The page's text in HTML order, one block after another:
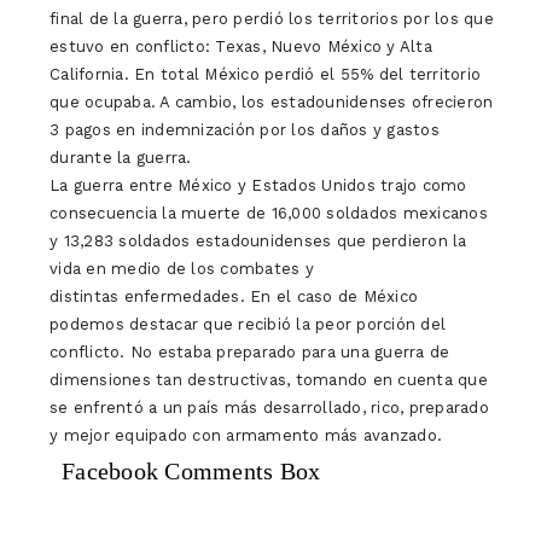
final de la guerra, pero perdió los territorios por los que
estuvo en conflicto: Texas, Nuevo México y Alta
California. En total México perdió el 55% del territorio
que ocupaba. A cambio, los estadounidenses ofrecieron
3 pagos en indemnización por los daños y gastos
durante la guerra.
La guerra entre México y Estados Unidos trajo como
consecuencia la muerte de 16,000 soldados mexicanos
y 13,283 soldados estadounidenses que perdieron la
vida en medio de los combates y
distintas enfermedades. En el caso de México
podemos destacar que recibió la peor porción del
conflicto. No estaba preparado para una guerra de
dimensiones tan destructivas, tomando en cuenta que
se enfrentó a un país más desarrollado, rico, preparado
y mejor equipado con armamento más avanzado.
Facebook Comments Box